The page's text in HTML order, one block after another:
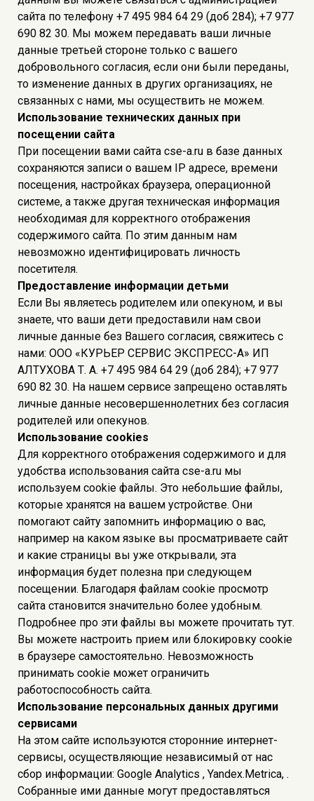
сайта по телефону +7 495 984 64 29 (доб 284); +7 977
690 82 30. Мы можем передавать ваши личные
данные третьей стороне только с вашего
добровольного согласия, если они были переданы,
то изменение данных в других организациях, не
связанных с нами, мы осуществить не можем.
Использование технических данных при
посещении сайта
При посещении вами сайта cse-a.ru в базе данных
сохраняются записи о вашем IP адресе, времени
посещения, настройках браузера, операционной
системе, а также другая техническая информация
необходимая для корректного отображения
содержимого сайта. По этим данным нам
невозможно идентифицировать личность
посетителя.
Предоставление информации детьми
Если Вы являетесь родителем или опекуном, и вы
знаете, что ваши дети предоставили нам свои
личные данные без Вашего согласия, свяжитесь с
нами: ООО «КУРЬЕР СЕРВИС ЭКСПРЕСС-А» ИП
АЛТУХОВА Т. А. +7 495 984 64 29 (доб 284); +7 977
690 82 30. На нашем сервисе запрещено оставлять
личные данные несовершеннолетних без согласия
родителей или опекунов.
Использование cookies
Для корректного отображения содержимого и для
удобства использования сайта cse-a.ru мы
используем cookie файлы. Это небольшие файлы,
которые хранятся на вашем устройстве. Они
помогают сайту запомнить информацию о вас,
например на каком языке вы просматриваете сайт
и какие страницы вы уже открывали, эта
информация будет полезна при следующем
посещении. Благодаря файлам cookie просмотр
сайта становится значительно более удобным.
Подробнее про эти файлы вы можете прочитать тут.
Вы можете настроить прием или блокировку cookie
в браузере самостоятельно. Невозможность
принимать cookie может ограничить
работоспособность сайта.
Использование персональных данных другими
сервисами
На этом сайте используются сторонние интернет-
сервисы, осуществляющие независимый от нас
сбор информации: Google Analytics , Yandex.Metrica, .
Собранные ими данные могут предоставляться